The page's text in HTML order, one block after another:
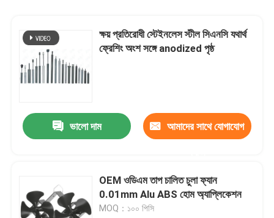
ক্ষয় প্রতিরোধী স্টেইনলেস স্টীল সিএনসি যথার্থ
ফ্রেশিং অংশ সঙ্গে anodized পৃষ্ঠ
ভালো দাম আমাদের সাথে যোগাযোগ
OEM ওডিএম তাপ চালিত চুলা ফ্যান
0.01mm Alu ABS হোম অ্যাপ্লিকেশন
MOQ：১০০ পিসি